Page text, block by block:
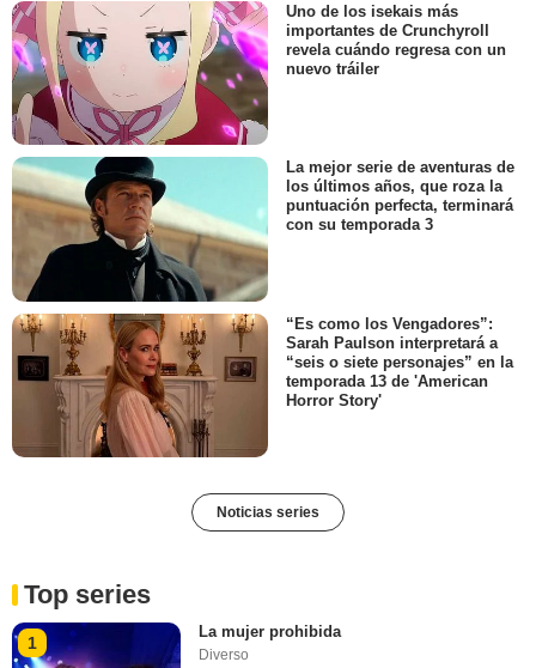
Uno de los isekais más
importantes de Crunchyroll
revela cuándo regresa con un
nuevo tráiler
La mejor serie de aventuras de
los últimos años, que roza la
puntuación perfecta, terminará
con su temporada 3
“Es como los Vengadores”:
Sarah Paulson interpretará a
“seis o siete personajes” en la
temporada 13 de 'American
Horror Story'
Noticias series
Top series
1
La mujer prohibida
Diverso